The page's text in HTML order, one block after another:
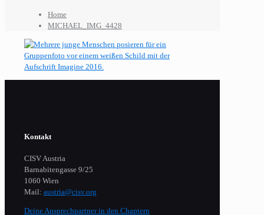
Home
MICHAEL_IMG_4428
Kontakt
CISV Austria
Barnabitengasse 9/25
1060 Wien
Mail: austria@cisv.org
Deine Ansprechpartner in den Chaptern